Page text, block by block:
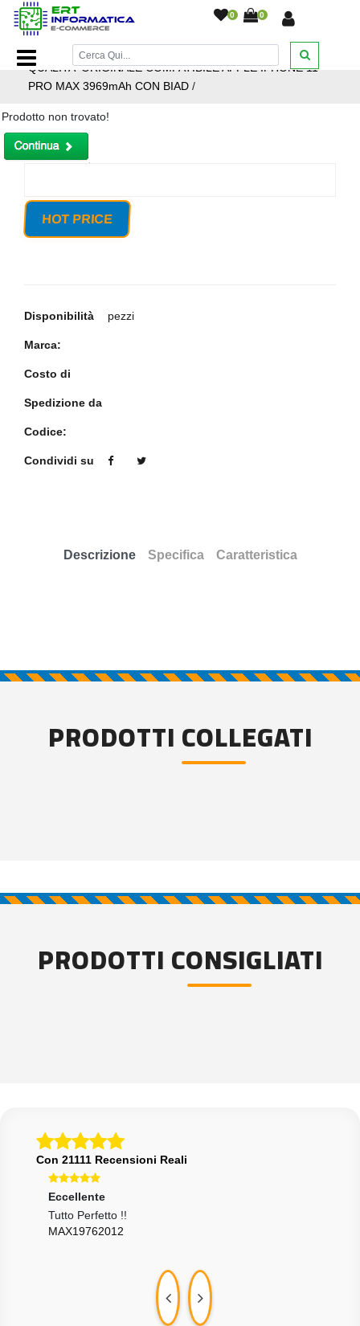
0 0
Home Page/Ricambi smartphone e tablet/BATTERIA
QUALITA' ORIGINALE COMPATIBILE APPLE IPHONE 11
PRO MAX 3969mAh CON BIAD /
Prodotto non trovato!
HOT PRICE
Disponibilità pezzi
Marca:
Costo di
Spedizione da
Codice:
Condividi su
Descrizione Specifica Caratteristica
PRODOTTI COLLEGATI
PRODOTTI CONSIGLIATI
Con 21111 Recensioni Reali
Eccellente
Tutto Perfetto !!
MAX19762012